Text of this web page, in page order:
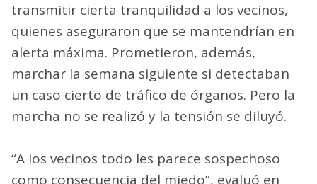
transmitir cierta tranquilidad a los vecinos,
quienes aseguraron que se mantendrían en
alerta máxima. Prometieron, además,
marchar la semana siguiente si detectaban
un caso cierto de tráfico de órganos. Pero la
marcha no se realizó y la tensión se diluyó.
“A los vecinos todo les parece sospechoso
como consecuencia del miedo”, evaluó en